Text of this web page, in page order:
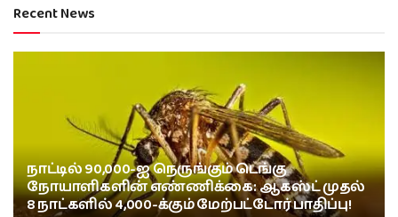
Recent News
நாட்டில் 90,000-ஐ நெருங்கும் டெங்கு
நோயாளிகளின் எண்ணிக்கை: ஆகஸ்ட் முதல்
8 நாட்களில் 4,000-க்கும் மேற்பட்டோர் பாதிப்பு!